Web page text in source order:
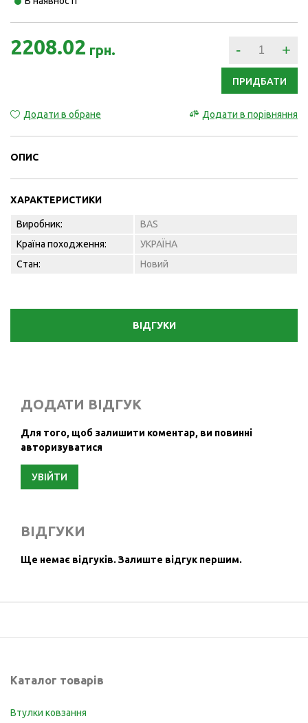
2208.02 грн. - +
ПРИДБАТИ
Додати в обране Додати в порівняння
ОПИС
ХАРАКТЕРИСТИКИ
Виробник:
BAS
Країна походження:
УКРАЇНА
Стан:
Новий
ВІДГУКИ
ДОДАТИ ВІДГУК
Для того, щоб залишити коментар, ви повинні
авторизуватися
УВІЙТИ
ВІДГУКИ
Ще немає відгуків. Залиште відгук першим.
Каталог товарів
Втулки ковзання